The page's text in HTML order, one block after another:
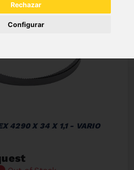
Rechazar
Configurar
4290 X 34 X 1,1 - VARIO